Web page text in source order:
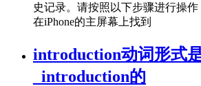
史记录。请按照以下步骤进行操作
在iPhone的主屏幕上找到
introduction动词形式
_introduction的